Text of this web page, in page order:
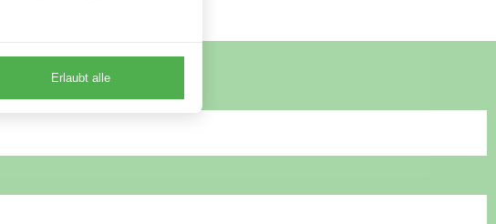
Erlaubt alle